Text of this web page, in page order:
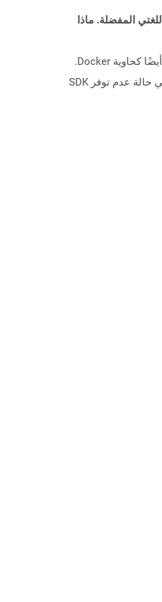
لا أستطيع العثور على SDK للغتي المفضلة. ماذا
Aspose.Total Cloud متاح أيضًا كحاوية Docker.
حاول استخدامه مع cURL في حالة عدم توفر SDK